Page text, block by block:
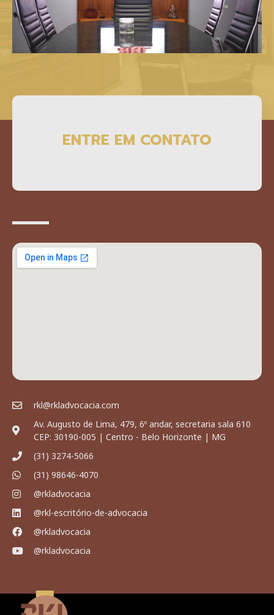
ENTRE EM CONTATO
rkl@rkladvocacia.com
Av. Augusto de Lima, 479, 6º andar, secretaria sala 610
CEP: 30190-005 | Centro - Belo Horizonte | MG
(31) 3274-5066
(31) 98646-4070
@rkladvocacia
@rkl-escritório-de-advocacia
@rkladvocacia
@rkladvocacia